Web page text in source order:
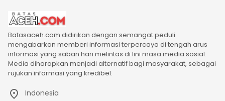
Batasaceh.com didirikan dengan semangat peduli
mengabarkan memberi informasi terpercaya di tengah arus
informasi yang saban hari melintas di lini masa media sosial.
Media diharapkan menjadi alternatif bagi masyarakat, sebagai
rujukan informasi yang kredibel.
Indonesia